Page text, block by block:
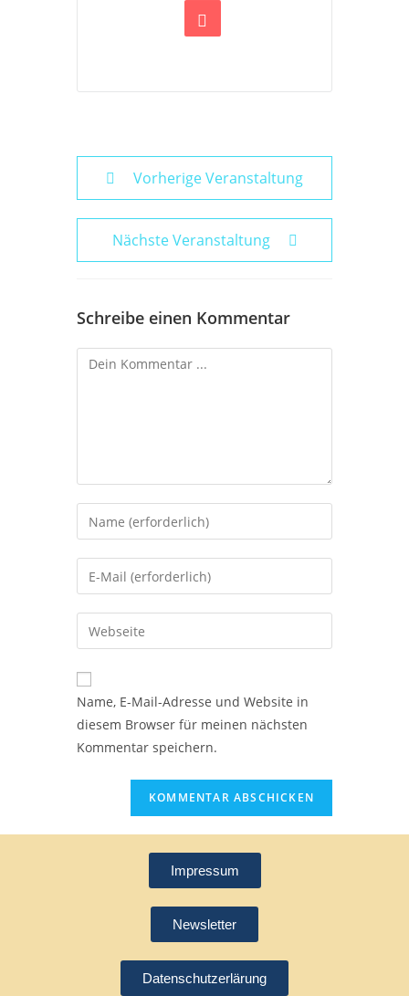
Vorherige Veranstaltung
Nächste Veranstaltung
Schreibe einen Kommentar
Name, E-Mail-Adresse und Website in
diesem Browser für meinen nächsten
Kommentar speichern.
Impressum
Newsletter
Datenschutzerlärung